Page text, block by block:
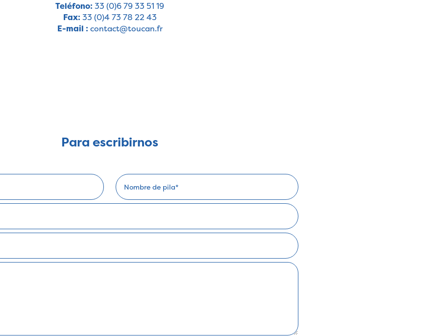
Teléfono: 33 (0)6 79 33 51 19
Fax: 33 (0)4 73 78 22 43
E-mail : contact@toucan.fr
Para escribirnos